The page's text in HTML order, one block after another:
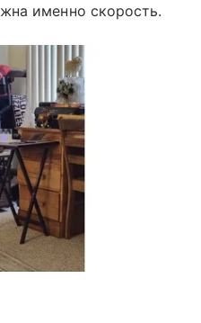
именно скорость.